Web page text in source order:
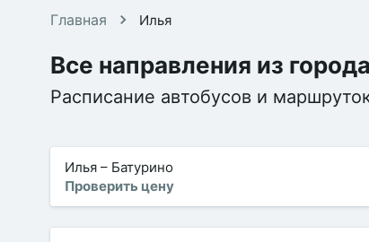
Главная Илья
Все направления из
Расписание автобусов и
Илья – Батурино
Проверить цену